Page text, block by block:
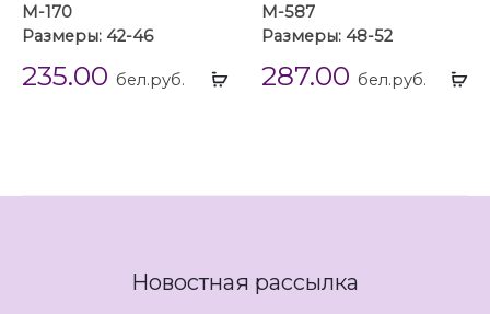
Выбрать
М-170
Размеры: 42-46
235.00 бел.руб.
М-587
Размеры: 48-52
287.00 бел.руб.
Новостная рассылка